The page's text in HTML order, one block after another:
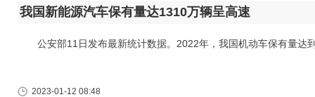
我国新能源汽车保有量达1310万辆呈高速
公安部11日发布最新统计数据。2022年，我国机动车保有量达
2023-01-12 08:48